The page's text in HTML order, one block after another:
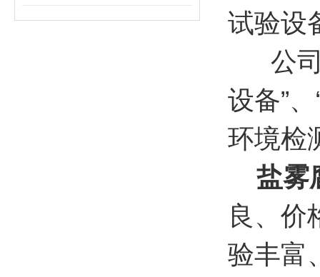
试验
公司
设备”
环境检
盐雾
良、价
验丰富